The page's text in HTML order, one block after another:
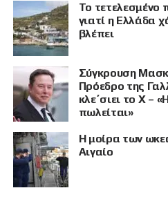
Το τετελεσμένο
γιατί η Ελλάδα
βλέπει
Σύγκρουση
Πρόεδρο της
κλε΄σιει το X –
πωλείται»
Η μοίρα των
Αιγαίο